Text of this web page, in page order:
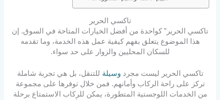
تاكسي الحرير
تاكسي الحرير” كواحدة من أفضل الخيارات المتاحة في السوق. إن
هذا الموضوع يتعلق بفهم كيفية عمل هذه الخدمة، وما تقدمه
للسكان المحليين والزوار على حد سواء.
تاكسي الحرير ليست مجرد وسيلة للتنقل، بل هي تجربة شاملة
تركز على راحة الركاب وأمانهم. فمن خلال توفرها على مجموعة
من الخدمات اللوجستية المتطورة، يمكن للركاب الاستمتاع برحلة